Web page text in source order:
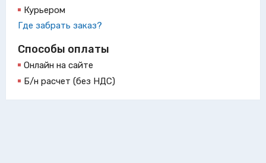
Курьером
Где забрать заказ?
Способы оплаты
Онлайн на сайте
Б/н расчет (без НДС)